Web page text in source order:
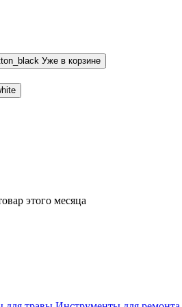
Уже в корзине
этого месяца